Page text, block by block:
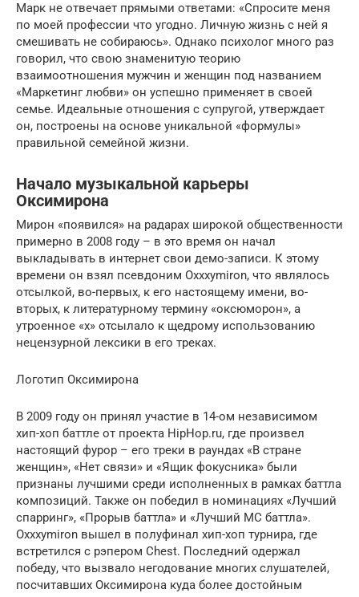
Марк не отвечает прямыми ответами: «Спросите меня
по моей профессии что угодно. Личную жизнь с ней я
смешивать не собираюсь». Однако психолог много раз
говорил, что свою знаменитую теорию
взаимоотношения мужчин и женщин под названием
«Маркетинг любви» он успешно применяет в своей
семье. Идеальные отношения с супругой, утверждает
он, построены на основе уникальной «формулы»
правильной семейной жизни.
Начало музыкальной карьеры
Оксимирона
Мирон «появился» на радарах широкой общественности
примерно в 2008 году – в это время он начал
выкладывать в интернет свои демо-записи. К этому
времени он взял псевдоним Oxxxymiron, что являлось
отсылкой, во-первых, к его настоящему имени, во-
вторых, к литературному термину «оксюморон», а
утроенное «x» отсылало к щедрому использованию
нецензурной лексики в его треках.
Логотип Оксимирона
В 2009 году он принял участие в 14-ом независимом
хип-хоп баттле от проекта HipHop.ru, где произвел
настоящий фурор – его треки в раундах «В стране
женщин», «Нет связи» и «Ящик фокусника» были
признаны лучшими среди исполненных в рамках баттла
композиций. Также он победил в номинациях «Лучший
спарринг», «Прорыв баттла» и «Лучший MC баттла».
Oxxxymiron вышел в полуфинал хип-хоп турнира, где
встретился с рэпером Chest. Последний одержал
победу, что вызвало негодование многих слушателей,
посчитавших Оксимирона куда более достойным